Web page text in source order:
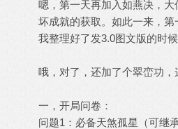
嗯，第一天再加入如燕决，
坏成就的获取。如此一来，
我整理好了发3.0图文版的时
哦，对了，还加了个翠峦功，
一，开局问卷：
问题1：必备天煞孤星（可继